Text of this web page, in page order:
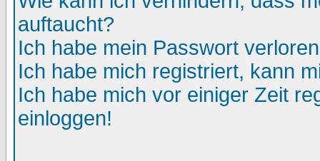
auftaucht?
Ich habe mein Passwort
Ich habe mich registriert, kann
Ich habe mich vor einiger Zeit
einloggen!